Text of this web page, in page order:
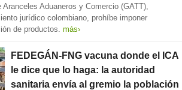
Aranceles Aduaneros y Comercio (GATT),
jurídico colombiano, prohíbe imponer
de productos. más›
FEDEGÁN-FNG vacuna donde el ICA
le dice que lo haga: la autoridad
sanitaria envía al gremio la población